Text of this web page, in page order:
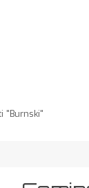
"Burnski"